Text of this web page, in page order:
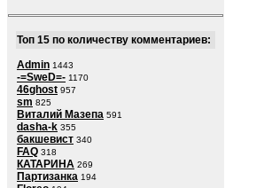
Топ 15 по количеству комментариев:
Admin 1443
-=SweD=- 1170
46ghost 957
sm 825
Виталий Мазепа 591
dasha-k 355
бакшевист 340
FAQ 318
КАТАРИНА 269
Партизанка 194